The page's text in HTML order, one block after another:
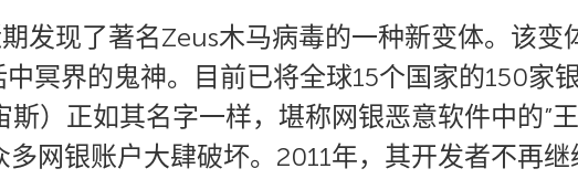
发现了著名Zeus木马病毒的一种新变体。该变
冥界的鬼神。目前已将全球15个国家的150家
）正如其名字一样，堪称网银恶意软件中的”
网银账户大肆破坏。2011年，其开发者不再